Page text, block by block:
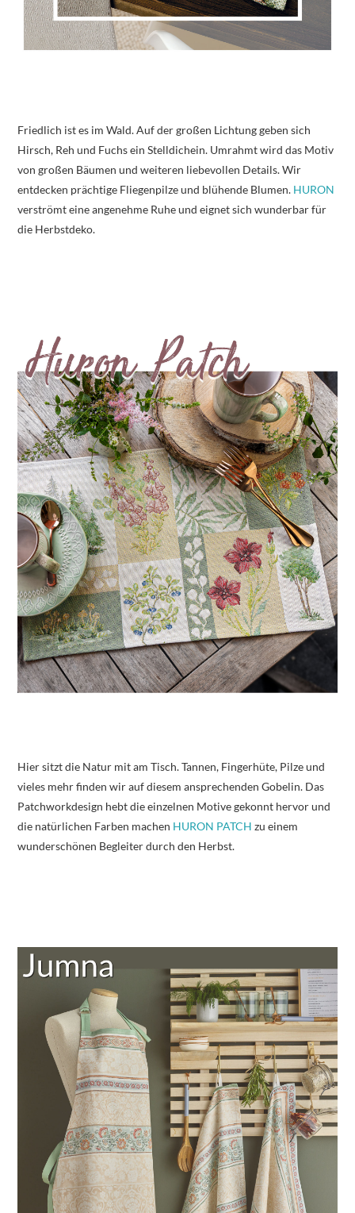
Friedlich ist es im Wald. Auf der großen Lichtung geben sich
Hirsch, Reh und Fuchs ein Stelldichein. Umrahmt wird das Motiv
von großen Bäumen und weiteren liebevollen Details. Wir
entdecken prächtige Fliegenpilze und blühende Blumen. HURON
verströmt eine angenehme Ruhe und eignet sich wunderbar für
die Herbstdeko.
Hier sitzt die Natur mit am Tisch. Tannen, Fingerhüte, Pilze und
vieles mehr finden wir auf diesem ansprechenden Gobelin. Das
Patchworkdesign hebt die einzelnen Motive gekonnt hervor und
die natürlichen Farben machen HURON PATCH zu einem
wunderschönen Begleiter durch den Herbst.